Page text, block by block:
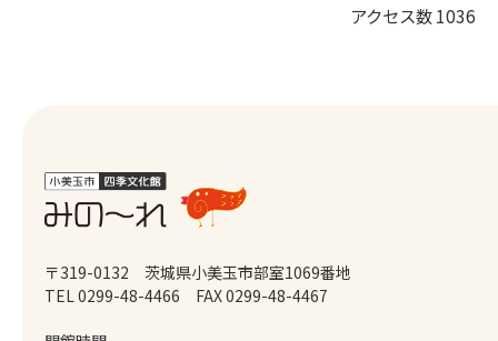
アクセス数1036
〒319-0132 茨城県小美玉市部室1069番地
TEL 0299-48-4466
FAX 0299-48-4467